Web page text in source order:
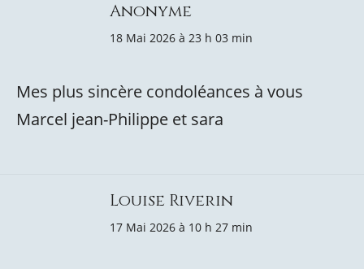
Anonyme
18 Mai 2026 à 23 h 03 min
Mes plus sincère condoléances à vous
Marcel jean-Philippe et sara
Louise Riverin
17 Mai 2026 à 10 h 27 min